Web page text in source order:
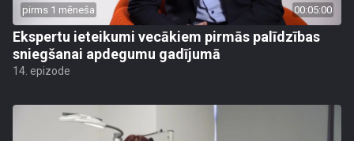
pirms 1 mēneša 00:05:00
Ekspertu ieteikumi vecākiem pirmās palīdzības
sniegšanai apdegumu gadījumā
14. epizode